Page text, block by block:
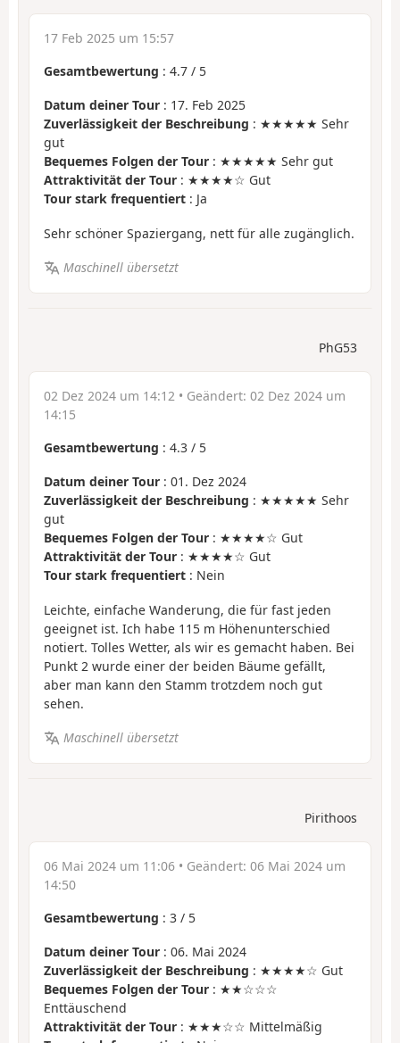
17 Feb 2025 um 15:57
Gesamtbewertung : 4.7 / 5
Datum deiner Tour : 17. Feb 2025
Zuverlässigkeit der Beschreibung : ★★★★★ Sehr
gut
Bequemes Folgen der Tour : ★★★★★ Sehr gut
Attraktivität der Tour : ★★★★☆ Gut
Tour stark frequentiert : Ja
Sehr schöner Spaziergang, nett für alle zugänglich.
Maschinell übersetzt
PhG53
02 Dez 2024 um 14:12 • Geändert: 02 Dez 2024 um
14:15
Gesamtbewertung : 4.3 / 5
Datum deiner Tour : 01. Dez 2024
Zuverlässigkeit der Beschreibung : ★★★★★ Sehr
gut
Bequemes Folgen der Tour : ★★★★☆ Gut
Attraktivität der Tour : ★★★★☆ Gut
Tour stark frequentiert : Nein
Leichte, einfache Wanderung, die für fast jeden
geeignet ist. Ich habe 115 m Höhenunterschied
notiert. Tolles Wetter, als wir es gemacht haben. Bei
Punkt 2 wurde einer der beiden Bäume gefällt,
aber man kann den Stamm trotzdem noch gut
sehen.
Maschinell übersetzt
Pirithoos
06 Mai 2024 um 11:06 • Geändert: 06 Mai 2024 um
14:50
Gesamtbewertung : 3 / 5
Datum deiner Tour : 06. Mai 2024
Zuverlässigkeit der Beschreibung : ★★★★☆ Gut
Bequemes Folgen der Tour : ★★☆☆☆
Enttäuschend
Attraktivität der Tour : ★★★☆☆ Mittelmäßig